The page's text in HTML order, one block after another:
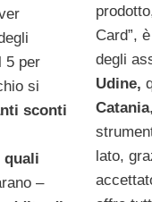
Card”,
degli
Udine,
Catania
lato,
5 per
si
sconti
quali
–